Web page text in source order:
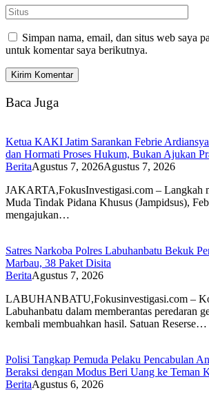
Simpan nama, email, dan situs web saya
untuk komentar saya berikutnya.
Baca Juga
Ketua KAKI Jatim Sarankan Febrie
dan Hormati Proses Hukum, Bukan Ajukan
BeritaAgustus 7, 2026Agustus 7, 2026
JAKARTA,FokusInvestigasi.com – Langkah
Muda Tindak Pidana Khusus (Jampidsus),
mengajukan…
Satres Narkoba Polres Labuhanbatu Bekuk
Marbau, 38 Paket Disita
BeritaAgustus 7, 2026
LABUHANBATU,Fokusinvestigasi.com –
Labuhanbatu dalam memberantas peredaran
kembali membuahkan hasil. Satuan Reserse…
Polisi Tangkap Pemuda Pelaku Pencabulan
Beraksi dengan Modus Beri Uang ke Teman
BeritaAgustus 6, 2026